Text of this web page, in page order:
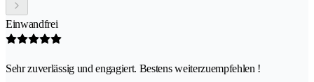
Einwandfrei
Sehr zuverlässig und engagiert. Bestens weiterzuempfehlen !